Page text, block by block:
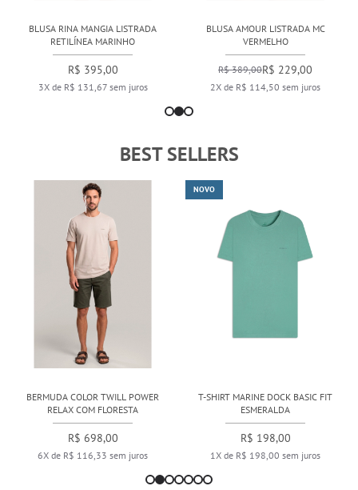
BLUSA RINA MANGIA LISTRADA
RETILÍNEA MARINHO
R$ 395,00
3X de R$ 131,67 sem juros
BLUSA AMOUR LISTRADA MC
VERMELHO
R$ 389,00R$ 229,00
2X de R$ 114,50 sem juros
BEST SELLERS
BERMUDA COLOR TWILL POWER
RELAX COM FLORESTA
R$ 698,00
6X de R$ 116,33 sem juros
T-SHIRT MARINE DOCK BASIC FIT
ESMERALDA
R$ 198,00
1X de R$ 198,00 sem juros
NOVO